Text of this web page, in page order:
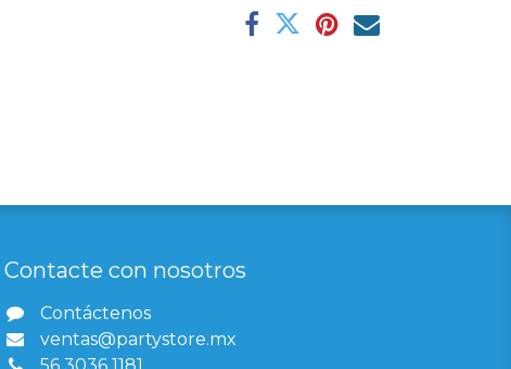
Contacte con nosotros
Contáctenos
ventas@partystore.mx